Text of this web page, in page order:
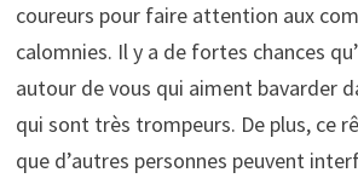
coureurs pour faire attention aux
calomnies. Il y a de fortes chances
autour de vous qui aiment bavarder
qui sont très trompeurs. De plus, ce
que d’autres personnes peuvent